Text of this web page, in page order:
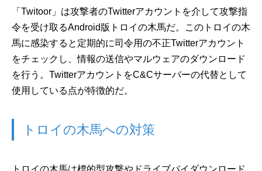
「Twitoor」は攻撃者のTwitterアカウントを介して攻撃指
令を受け取るAndroid版トロイの木馬だ。このトロイの木
馬に感染すると定期的に司令用の不正Twitterアカウント
をチェックし、情報の送信やマルウェアのダウンロード
を行う。TwitterアカウントをC&Cサーバーの代替として
使用している点が特徴的だ。
トロイの木馬への対策
トロイの木馬は標的型攻撃やドライブバイダウンロード